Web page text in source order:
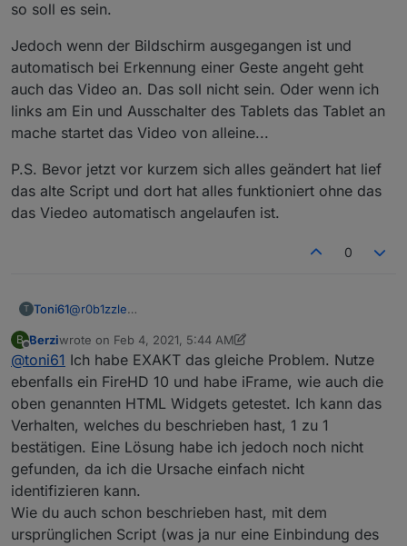
so soll es sein.
Jedoch wenn der Bildschirm ausgegangen ist und
automatisch bei Erkennung einer Geste angeht geht
auch das Video an. Das soll nicht sein. Oder wenn ich
links am Ein und Ausschalter des Tablets das Tablet an
mache startet das Video von alleine...
P.S. Bevor jetzt vor kurzem sich alles geändert hat lief
das alte Script und dort hat alles funktioniert ohne das
das Viedeo automatisch angelaufen ist.
0
T Toni61@r0b1zzle
hast habe Autoplay im Fully deaktiviert. Beim ersten
Script läuft es automatisch an.
Beim zweiten Script aktualisiere ich und es kommt das
Tagesschau Standbild (so wie es sein soll) und das
Video läuft nicht an. Alles perfekt. Wenn das Display
ständig an ist und ich das Video na 10sec auf Pause
setze dann springt es nach 5min auch wieder auf das
Anfangsbild und das Video läuft nicht an. Auch perfekt
so soll es sein.
Jedoch wenn der Bildschirm ausgegangen ist und
automatisch bei Erkennung einer Geste angeht geht
auch das Video an. Das soll nicht sein. Oder wenn ich
links am Ein und Ausschalter des Tablets das Tablet an
mache startet das Video von alleine...
P.S. Bevor jetzt vor kurzem sich alles geändert hat lief
das alte Script und dort hat alles funktioniert ohne das
das Viedeo automatisch angelaufen ist.
B
Offline
Berziwrote on Feb 4, 2021, 5:44 AM
last edited by BerziFeb 4, 2021, 7:43 AM
@toni61 Ich habe EXAKT das gleiche Problem. Nutze
ebenfalls ein FireHD 10 und habe iFrame, wie auch die
oben genannten HTML Widgets getestet. Ich kann das
Verhalten, welches du beschrieben hast, 1 zu 1
bestätigen. Eine Lösung habe ich jedoch noch nicht
gefunden, da ich die Ursache einfach nicht
identifizieren kann.
Wie du auch schon beschrieben hast, mit dem
ursprünglichen Script (was ja nur eine Einbindung des